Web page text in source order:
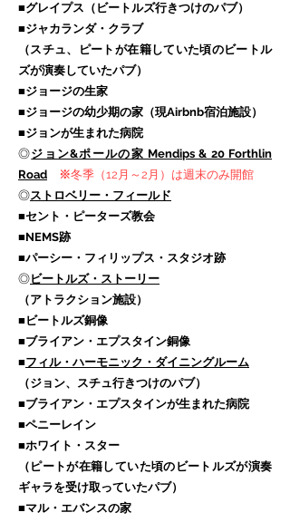
■グレイプス（ビートルズ行きつけのパブ）
■ジャカランダ・クラブ
（スチュ、ピートが在籍していた頃のビートル
ズが演奏していたパブ）
■ジョージの生家
■ジョージの幼少期の家（現Airbnb宿泊施設）
■ジョンが生まれた病院
◎ジョン&ポールの家 Mendips & 20 Forthlin
Road
※冬季（12月～2月）は週末のみ開館
◎ストロベリー・フィールド
■セント・ピーターズ教会
■NEMS跡
■パーシー・フィリップス・スタジオ跡
◎ビートルズ・ストーリー
（アトラクション施設）
■ビートルズ銅像
■ブライアン・エプスタイン銅像
■フィル・ハーモニック・ダイニングルーム
（ジョン、スチュ行きつけのパブ）
■ブライアン・エプスタインが生まれた病院
■ペニーレイン
■ホワイト・スター
（ピートが在籍していた頃のビートルズが演奏
ギャラを受け取っていたパブ）
■マル・エバンスの家